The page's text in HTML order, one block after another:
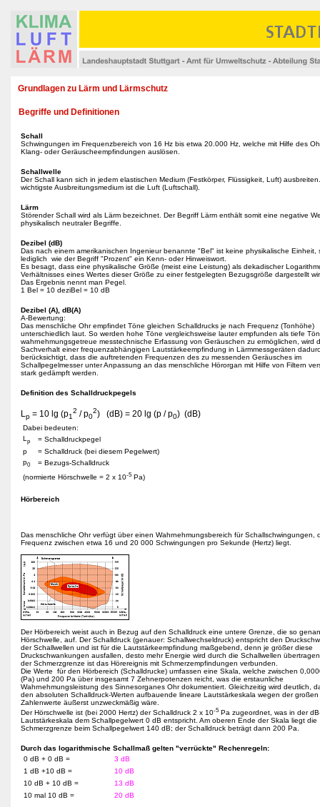
Grundlagen zu Lärm und Lärmschutz
Begriffe und Definitionen
Schall
Schwingungen im Frequenzbereich von 16 Hz bis etwa 20.000 Hz, welche mit Hilfe des
Klang- oder Geräuscheempfindungen auslösen.
Schallwelle
Der Schall kann sich in jedem elastischen Medium (Festkörper, Flüssigkeit, Luft)
wichtigste Ausbreitungsmedium ist die Luft (Luftschall).
Lärm
Störender Schall wird als Lärm bezeichnet. Der Begriff Lärm enthält somit eine negative
physikalisch neutraler Begriffe.
Dezibel (dB)
Das nach einem amerikanischen Ingenieur benannte "Bel" ist keine physikalische Einheit,
lediglich wie der Begriff "Prozent" ein Kenn- oder Hinweiswort.
Es besagt, dass eine physikalische Größe (meist eine Leistung) als dekadischer
Verhältnisses eines Wertes dieser Größe zu einer festgelegten Bezugsgröße dargestellt
Das Ergebnis nennt man Pegel.
1 Bel = 10 deziBel = 10 dB
Dezibel (A), dB(A)
A-Bewertung:
Das menschliche Ohr empfindet Töne gleichen Schalldrucks je nach Frequenz (Tonhöhe)
unterschiedlich laut. So werden hohe Töne vergleichsweise lauter empfunden als tiefe
wahrnehmungsgetreue messtechnische Erfassung von Geräuschen zu ermöglichen, wird
Sachverhalt einer frequenzabhängigen Lautstärkeempfindung in Lärmmessgeräten
berücksichtigt, dass die auftretenden Frequenzen des zu messenden Geräusches im
Schallpegelmesser unter Anpassung an das menschliche Hörorgan mit Hilfe von Filtern
stark gedämpft werden.
Definition des Schalldruckpegels
Lp = 10 lg (p1
2 / p0
2) (dB) = 20 lg (p / p0) (dB)
Dabei bedeuten:
Lp
= Schalldruckpegel
p
= Schalldruck (bei diesem Pegelwert)
p0
= Bezugs-Schalldruck
(normierte Hörschwelle = 2 x 10-5 Pa)
Hörbereich
Das menschliche Ohr verfügt über einen Wahrnehmungsbereich für Schallschwingungen,
Frequenz zwischen etwa 16 und 20 000 Schwingungen pro Sekunde (Hertz) liegt.
Der Hörbereich weist auch in Bezug auf den Schalldruck eine untere Grenze, die so
Hörschwelle, auf. Der Schalldruck (genauer: Schallwechseldruck) entspricht den
der Schallwellen und ist für die Lautstärkeempfindung maßgebend, denn je größer diese
Druckschwankungen ausfallen, desto mehr Energie wird durch die Schallwellen
der Schmerzgrenze ist das Hörereignis mit Schmerzempfindungen verbunden.
Die Werte für den Hörbereich (Schalldrucke) umfassen eine Skala, welche zwischen
(Pa) und 200 Pa über insgesamt 7 Zehnerpotenzen reicht, was die erstaunliche
Wahrnehmungsleistung des Sinnesorganes Ohr dokumentiert. Gleichzeitig wird deutlich,
den absoluten Schalldruck-Werten aufbauende lineare Lautstärkeskala wegen der
Zahlenwerte äußerst unzweckmäßig wäre.
Der Hörschwelle ist (bei 2000 Hertz) der Schalldruck 2 x 10-5 Pa zugeordnet, was in der
Lautstärkeskala dem Schallpegelwert 0 dB entspricht. Am oberen Ende der Skala liegt die
Schmerzgrenze beim Schallpegelwert 140 dB; der Schalldruck beträgt dann 200 Pa.
Durch das logarithmische Schallmaß gelten "verrückte" Rechenregeln:
0 dB + 0 dB =
3 dB
1 dB +10 dB =
10 dB
10 dB + 10 dB =
13 dB
10 mal 10 dB =
20 dB